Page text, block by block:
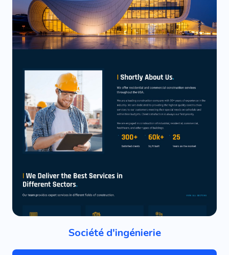
Société d'ingénierie